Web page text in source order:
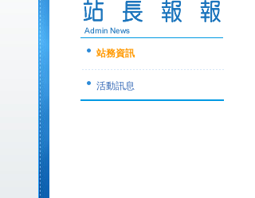
站務資訊
活動訊息